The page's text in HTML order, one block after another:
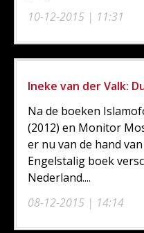
10-12-2015 | 11:31
Ineke van der Valk:
08-12-2015 | 14:14
Na de boeken
(2012) en Monitor
er nu van de hand
Engelstalig boek
Nederland....